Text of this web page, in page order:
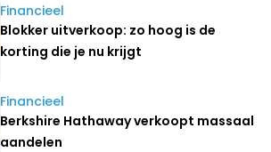
Financieel
Blokker uitverkoop: zo hoog is de
korting die je nu krijgt
Financieel
Berkshire Hathaway verkoopt massaal
aandelen